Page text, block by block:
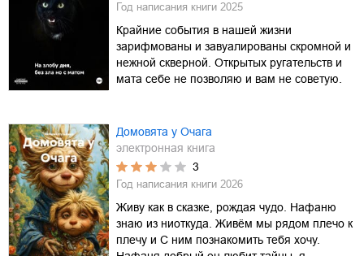
Год написания книги 2025
Крайние события в нашей жизни
зарифмованы и завуалированы скромной и
нежной скверной. Открытых ругательств и
мата себе не позволяю и вам не советую.
Домовята у Очага
электронная книга
3
Год написания книги 2026
Живу как в сказке, рождая чудо. Нафаню
знаю из ниоткуда. Живём мы рядом плечо к
плечу и С ним познакомить тебя хочу.